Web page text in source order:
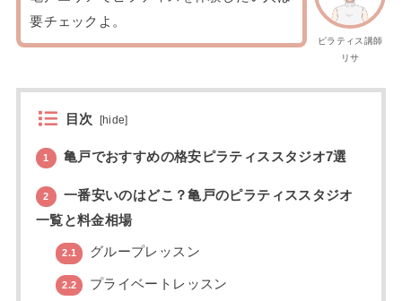
ピラティス講師
リサ
要チェックよ。
目次 [hide]
1 亀戸でおすすめの格安ピラティススタジオ7選
2
一番安いのはどこ？亀戸のピラティススタジオ
一覧と料金相場
2.1 グループレッスン
2.2 プライベートレッスン